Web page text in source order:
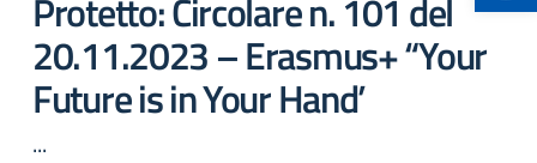
Protetto: Circolare n. 101 del
20.11.2023 – Erasmus+ “Your
Future is in Your Hand’
...